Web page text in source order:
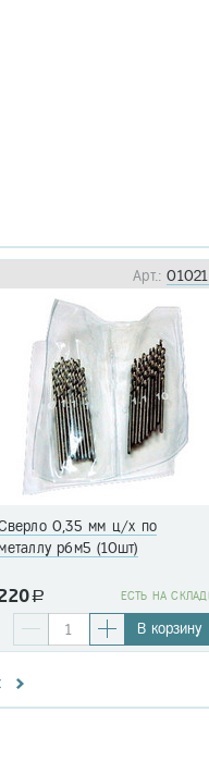
Арт.:
0,35 мм ц/х по
металлу р6м5 (10шт)
a EСТЬ НА
В корзину